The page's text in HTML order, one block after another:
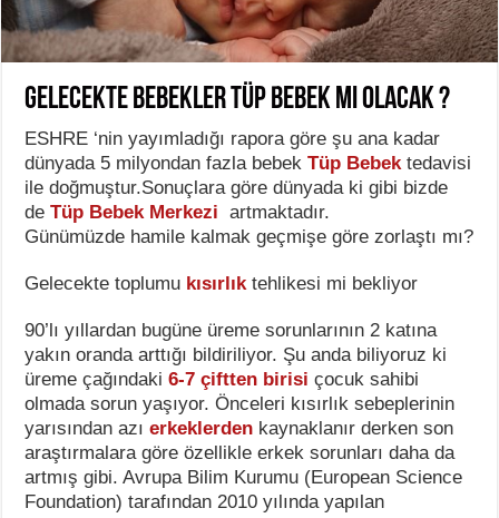
Gelecekte bebekler Tüp Bebek mi olacak ?
ESHRE ‘nin yayımladığı rapora göre şu ana kadar
dünyada 5 milyondan fazla bebekTüp Bebektedavisi
ile doğmuştur.Sonuçlara göre dünyada ki gibi bizde
deTüp Bebek Merkezi artmaktadır.
Günümüzde hamile kalmak geçmişe göre zorlaştı mı?
Gelecekte toplumu kısırlık tehlikesi mi bekliyor
90’lı yıllardan bugüne üreme sorunlarının 2 katına
yakın oranda arttığı bildiriliyor. Şu anda biliyoruz ki
üreme çağındaki6-7 çiftten birisi çocuk sahibi
olmada sorun yaşıyor. Önceleri kısırlık sebeplerinin
yarısından azıerkeklerden kaynaklanır derken son
araştırmalara göre özellikle erkek sorunları daha da
artmış gibi. Avrupa Bilim Kurumu (European Science
Foundation) tarafından 2010 yılında yapılan